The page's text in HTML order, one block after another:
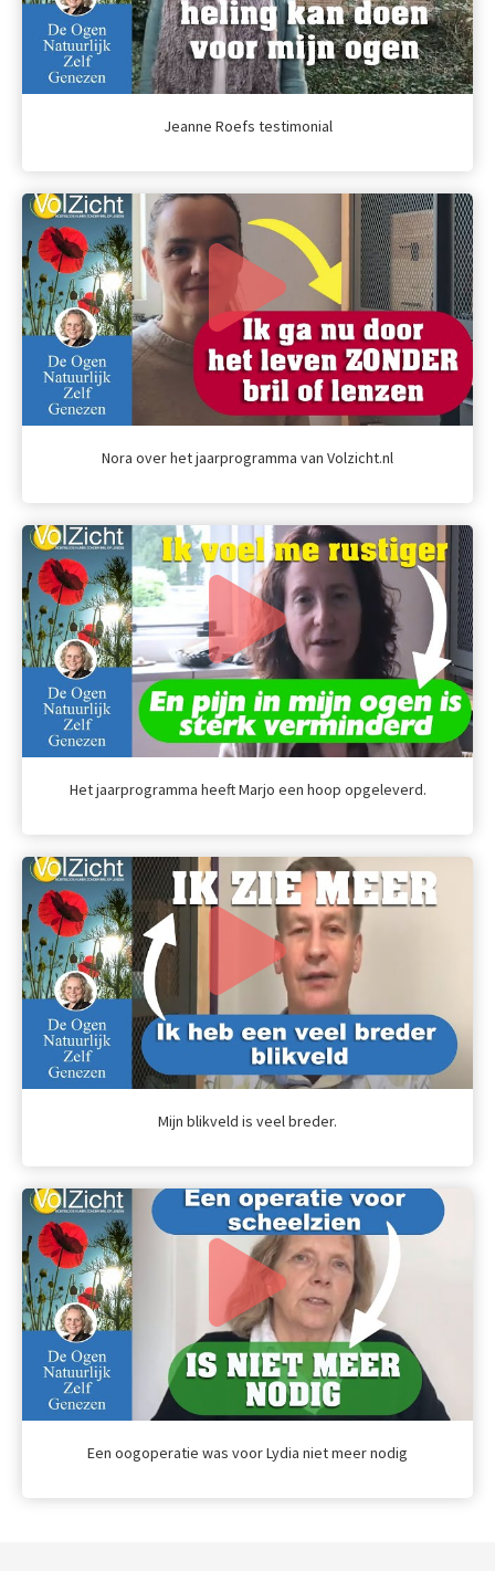
Jeanne Roefs testimonial
Nora over het jaarprogramma van Volzicht.nl
Het jaarprogramma heeft Marjo een hoop opgeleverd.
Mijn blikveld is veel breder.
Een oogoperatie was voor Lydia niet meer nodig